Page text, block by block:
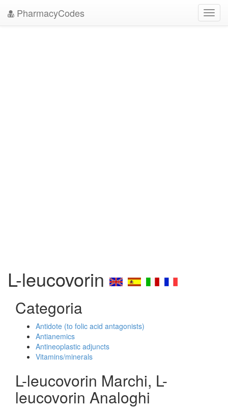
PharmacyCodes
L-leucovorin
Categoria
Antidote (to folic acid antagonists)
Antianemics
Antineoplastic adjuncts
Vitamins/minerals
L-leucovorin Marchi, L-
leucovorin Analoghi